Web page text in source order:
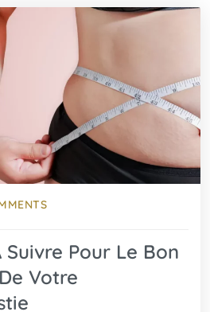
Suivre Pour Le Bon
Votre